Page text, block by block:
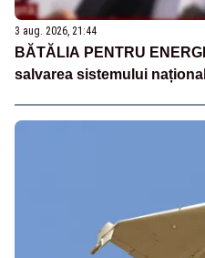
3 aug. 2026, 21:44
BĂTĂLIA PENTRU
salvarea sistemului național